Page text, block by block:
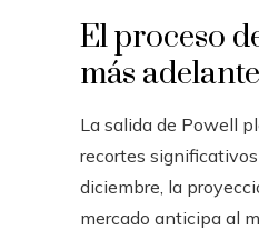
El proceso
más adelante
La salida de Powell
recortes
diciembre, la
mercado anticipa al